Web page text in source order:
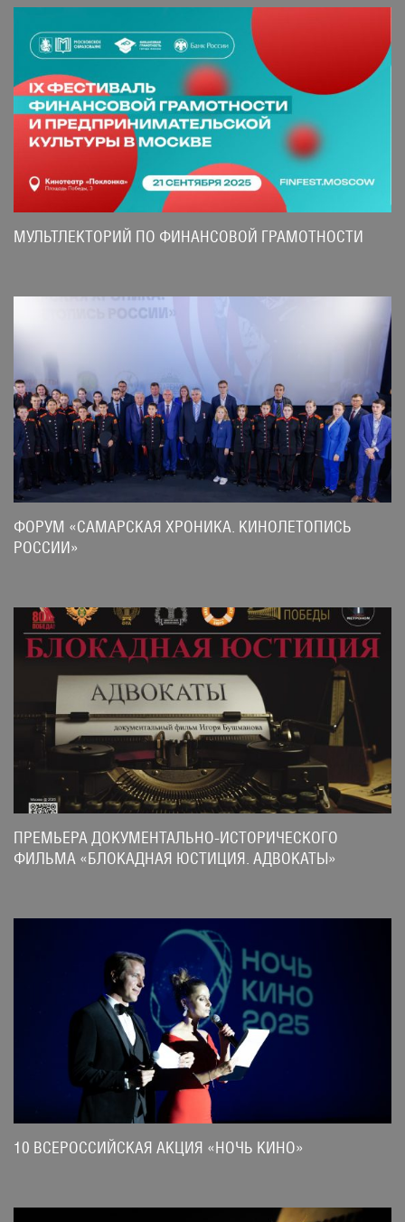
МУЛЬТЛЕКТОРИЙ ПО ФИНАНСОВОЙ ГРАМОТНОСТИ
ФОРУМ «САМАРСКАЯ ХРОНИКА. КИНОЛЕТОПИСЬ
РОССИИ»
ПРЕМЬЕРА ДОКУМЕНТАЛЬНО-ИСТОРИЧЕСКОГО
ФИЛЬМА «БЛОКАДНАЯ ЮСТИЦИЯ. АДВОКАТЫ»
10 ВСЕРОССИЙСКАЯ АКЦИЯ «НОЧЬ КИНО»